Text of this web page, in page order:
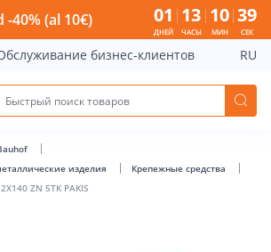
ZN 5TK PAKIS - Bauhof has loaded
40% (al 10€) 01
ДНЕЙ
13
ЧАСЫ
10
МИН
38
СЕК
бизнес-клиентов RU
изделия
Крепежные средства
ZN 5TK PAKIS